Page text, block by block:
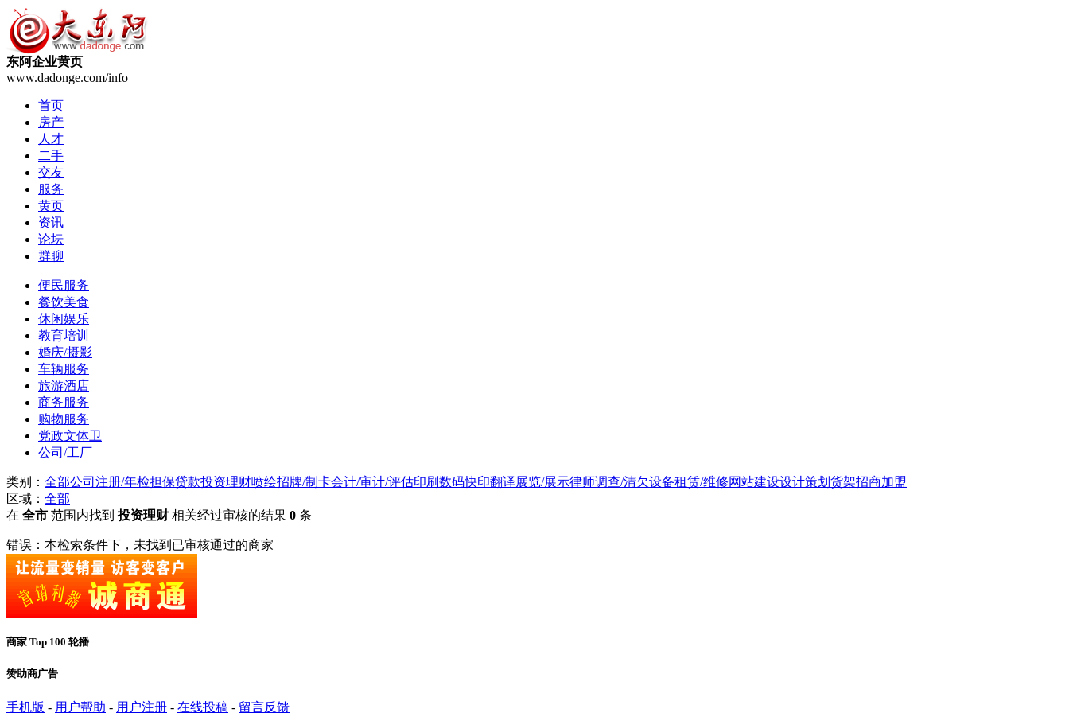
东阿企业黄页
www.dadonge.com/info
首页
房产
人才
二手
交友
服务
黄页
资讯
论坛
群聊
便民服务
餐饮美食
休闲娱乐
教育培训
婚庆/摄影
车辆服务
旅游酒店
商务服务
购物服务
党政文体卫
公司/工厂
类别： 全部公司注册/年检担保贷款投资理财喷绘招牌/制卡会计/审计/评估印刷数码快印翻译展览/展示律师调查/清欠设备租赁/维修网站建设设计策划 货架招商加盟
区域： 全部
在 全市 范围内找到投资理财 相关经过审核的结果 0 条
错误：本检索条件下，未找到已审核通过的商家
商家 Top 100 轮播
赞助商广告
手机版 - 用户帮助 - 用户注册 - 在线投稿 - 留言反馈